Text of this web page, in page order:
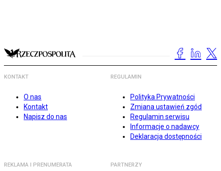
KONTAKT
O nas
Kontakt
Napisz do nas
REGULAMIN
Polityka Prywatności
Zmiana ustawień zgód
Regulamin serwisu
Informacje o nadawcy
Deklaracja dostępności
REKLAMA I PRENUMERATA PARTNERZY